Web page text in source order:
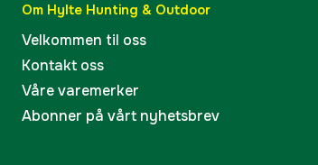
Om Hylte Hunting & Outdoor
Velkommen til oss
Kontakt oss
Våre varemerker
Abonner på vårt nyhetsbrev